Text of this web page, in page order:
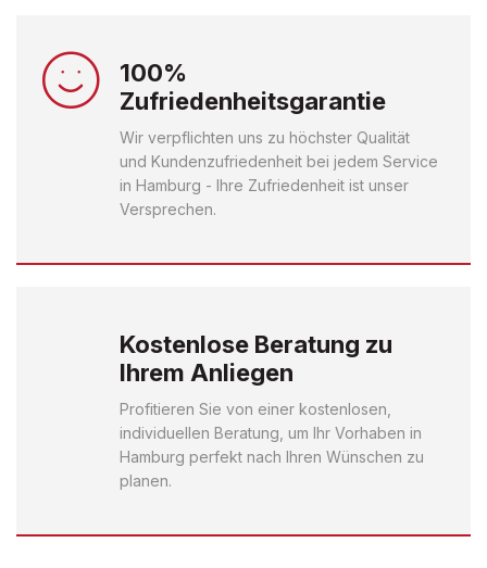
100%
Zufriedenheitsgarantie
Wir verpflichten uns zu höchster Qualität
und Kundenzufriedenheit bei jedem Service
in Hamburg - Ihre Zufriedenheit ist unser
Versprechen.
Kostenlose Beratung zu
Ihrem Anliegen
Profitieren Sie von einer kostenlosen,
individuellen Beratung, um Ihr Vorhaben in
Hamburg perfekt nach Ihren Wünschen zu
planen.